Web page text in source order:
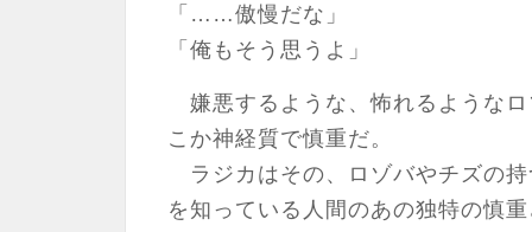
「……傲慢だな」
「俺もそう思うよ」
嫌悪するような、怖れるような
こか神経質で慎重だ。
ラジカはその、ロゾバやチズの
を知っている人間のあの独特の慎